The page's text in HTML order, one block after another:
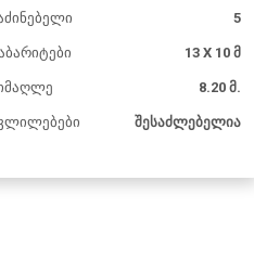
5
13 X 10 მ
8.20 მ.
შესაძლებელია